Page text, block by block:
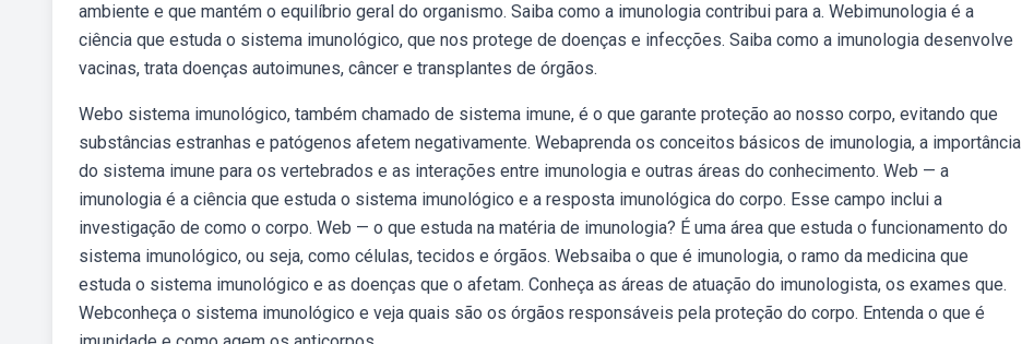
ambiente e que mantém o equilíbrio geral do organismo. Saiba como a imunologia contribui para a. Webimunologia é a
ciência que estuda o sistema imunológico, que nos protege de doenças e infecções. Saiba como a imunologia desenvolve
vacinas, trata doenças autoimunes, câncer e transplantes de órgãos.
Webo sistema imunológico, também chamado de sistema imune, é o que garante proteção ao nosso corpo, evitando que
substâncias estranhas e patógenos afetem negativamente. Webaprenda os conceitos básicos de imunologia, a importância
do sistema imune para os vertebrados e as interações entre imunologia e outras áreas do conhecimento. Web — a
imunologia é a ciência que estuda o sistema imunológico e a resposta imunológica do corpo. Esse campo inclui a
investigação de como o corpo. Web — o que estuda na matéria de imunologia? É uma área que estuda o funcionamento do
sistema imunológico, ou seja, como células, tecidos e órgãos. Websaiba o que é imunologia, o ramo da medicina que
estuda o sistema imunológico e as doenças que o afetam. Conheça as áreas de atuação do imunologista, os exames que.
Webconheça o sistema imunológico e veja quais são os órgãos responsáveis pela proteção do corpo. Entenda o que é